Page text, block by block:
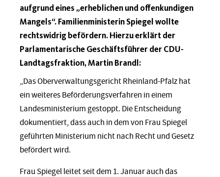
aufgrund eines „erheblichen und offenkundigen
Mangels“. Familienministerin Spiegel wollte
rechtswidrig befördern. Hierzu erklärt der
Parlamentarische Geschäftsführer der CDU-
Landtagsfraktion, Martin Brandl:
„Das Oberverwaltungsgericht Rheinland-Pfalz hat
ein weiteres Beförderungsverfahren in einem
Landesministerium gestoppt. Die Entscheidung
dokumentiert, dass auch in dem von Frau Spiegel
geführten Ministerium nicht nach Recht und Gesetz
befördert wird.
Frau Spiegel leitet seit dem 1. Januar auch das